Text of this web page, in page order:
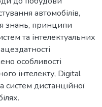
автомобілів,
знань, принципи
та інтелектуальних
особливості
інтелекту, Digital
систем дистанційної